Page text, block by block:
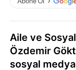
Aile ve
Özdemir
sosyal medya